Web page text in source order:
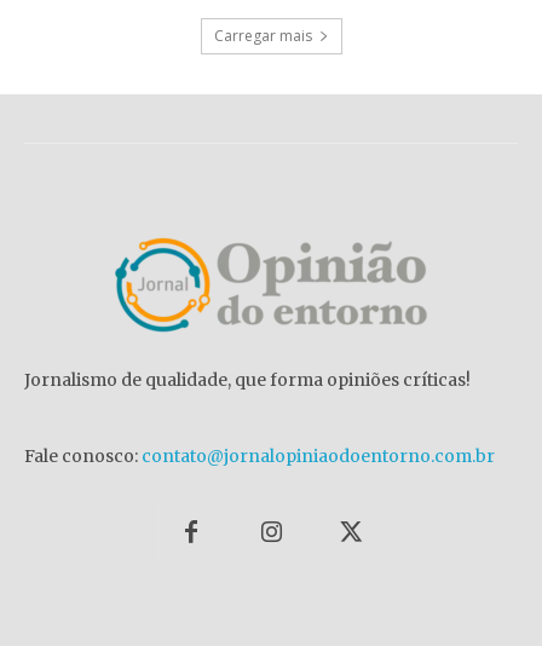
Carregar mais
Jornalismo de qualidade, que forma opiniões críticas!
Fale conosco: contato@jornalopiniaodoentorno.com.br